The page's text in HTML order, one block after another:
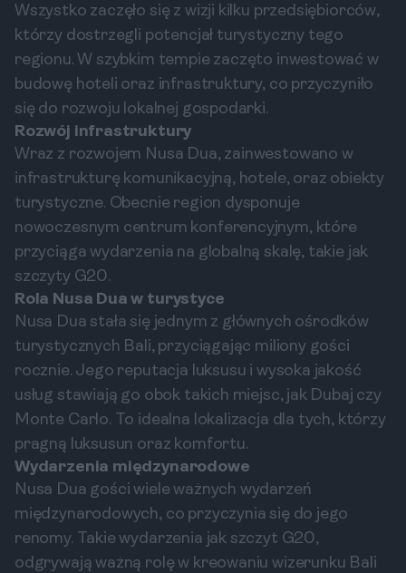
Wszystko zaczęło się z wizji kilku przedsiębiorców,
którzy dostrzegli potencjał turystyczny tego
regionu. W szybkim tempie zaczęto inwestować w
budowę hoteli oraz infrastruktury, co przyczyniło
się do rozwoju lokalnej gospodarki.
Rozwój infrastruktury
Wraz z rozwojem Nusa Dua, zainwestowano w
infrastrukturę komunikacyjną, hotele, oraz obiekty
turystyczne. Obecnie region dysponuje
nowoczesnym centrum konferencyjnym, które
przyciąga wydarzenia na globalną skalę, takie jak
szczyty G20.
Rola Nusa Dua w turystyce
Nusa Dua stała się jednym z głównych ośrodków
turystycznych Bali, przyciągając miliony gości
rocznie. Jego reputacja luksusu i wysoka jakość
usług stawiają go obok takich miejsc, jak Dubaj czy
Monte Carlo. To idealna lokalizacja dla tych, którzy
pragną luksusun oraz komfortu.
Wydarzenia międzynarodowe
Nusa Dua gości wiele ważnych wydarzeń
międzynarodowych, co przyczynia się do jego
renomy. Takie wydarzenia jak szczyt G20,
odgrywają ważną rolę w kreowaniu wizerunku Bali